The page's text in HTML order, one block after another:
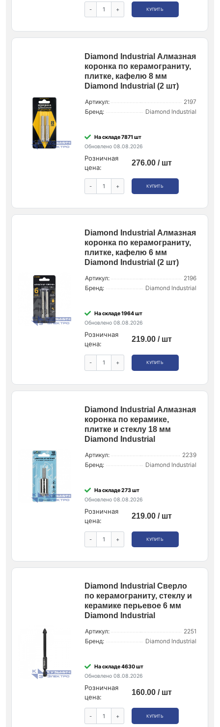
- + КУПИТЬ
Diamond Industrial Алмазная
коронка по керамограниту,
плитке, кафелю 8 мм
Diamond Industrial (2 шт)
Артикул:
2197
Бренд:
Diamond Industrial
На складе 7871 шт
Обновлено 08.08.2026
Розничная
цена:
276.00 / шт
- + КУПИТЬ
Diamond Industrial Алмазная
коронка по керамограниту,
плитке, кафелю 6 мм
Diamond Industrial (2 шт)
Артикул:
2196
Бренд:
Diamond Industrial
На складе 1964 шт
Обновлено 08.08.2026
Розничная
цена:
219.00 / шт
- + КУПИТЬ
Diamond Industrial Алмазная
коронка по керамике,
плитке и стеклу 18 мм
Diamond Industrial
Артикул:
2239
Бренд:
Diamond Industrial
На складе 273 шт
Обновлено 08.08.2026
Розничная
цена:
219.00 / шт
- + КУПИТЬ
Diamond Industrial Сверло
по керамограниту, стеклу и
керамике перьевое 6 мм
Diamond Industrial
Артикул:
2251
Бренд:
Diamond Industrial
На складе 4630 шт
Обновлено 08.08.2026
Розничная
цена:
160.00 / шт
- + КУПИТЬ